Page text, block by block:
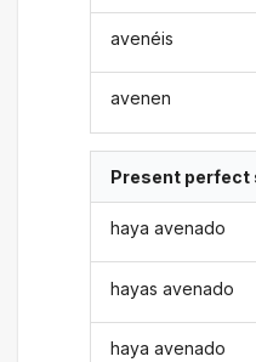
avenéis
avenen
Present perfect
haya avenado
hayas avenado
haya avenado